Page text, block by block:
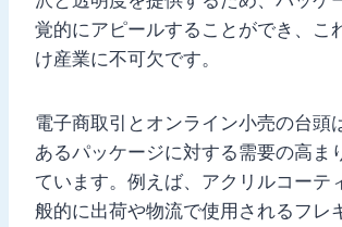
覚的にアピールすることができ、こ
け産業に不可欠です。
電子商取引とオンライン小売の台頭
あるパッケージに対する需要の高ま
ています。例えば、アクリルコーテ
般的に出荷や物流で使用されるフレ